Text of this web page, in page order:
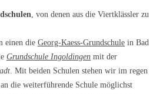
, von denen aus die Viertklässler zu
einen die Georg-Kaess-Grundschule in Bad
Grundschule Ingoldingen mit der
. Mit beiden Schulen stehen wir im regen
die weiterführende Schule möglichst